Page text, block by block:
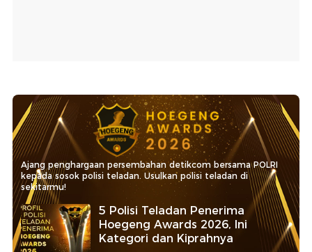
Ajang penghargaan persembahan detikcom bersama POLRI
kepada sosok polisi teladan. Usulkan polisi teladan di
sekitarmu!
5 Polisi Teladan Penerima
Hoegeng Awards 2026, Ini
Kategori dan Kiprahnya